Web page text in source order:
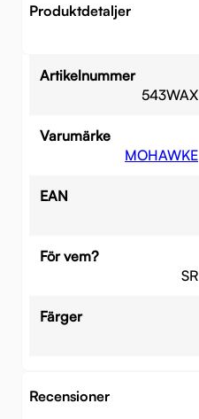
Produktdetaljer
Artikelnummer
543WAX
Varumärke
MOHAWKE
EAN
För vem?
SR
Färger
Recensioner